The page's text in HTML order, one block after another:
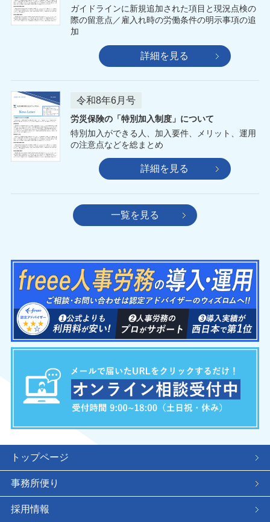
ガイドラインに新規追加された項目と現況点検の
際の留意点／雇入れ時の労働条件の明示事項の追
加
詳細を見る
令和8年6月号
労災保険の「特別加入制度」について
特別加入ができる人、加入要件、メリット、運用
の注意点などを総まとめ
詳細を見る
一覧を見る
トップページ
事務所便り
採用情報